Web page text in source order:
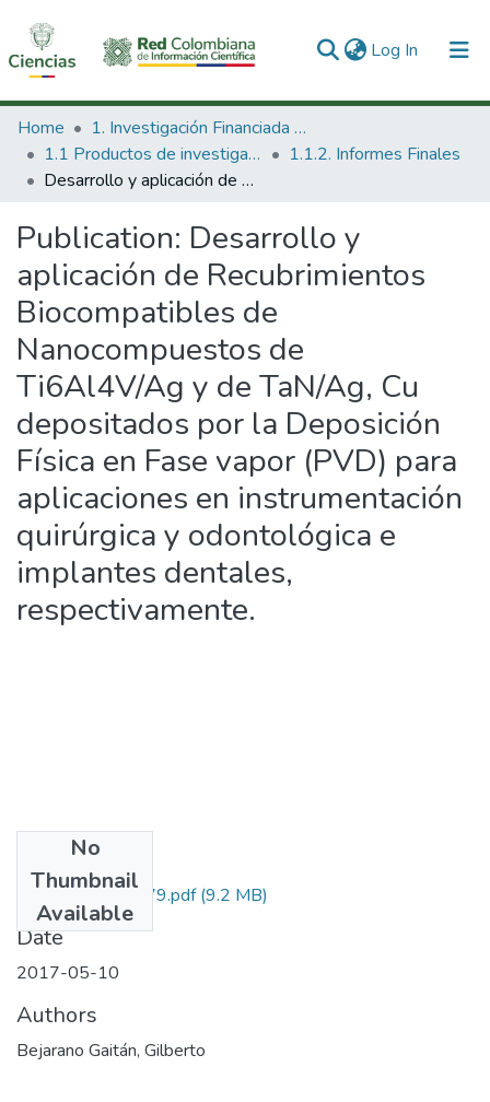
Log In (current)
Communities & Collections
All of DSpace
Home
1. Investigación Financiada con Recursos Públicos
1.1 Productos de investigación
1.1.2. Informes Finales
Desarrollo y aplicación de Recubrimientos Biocompatibles de Nanocompuestos de Ti6Al4V/Ag y de TaN/Ag, Cu depositados por la Deposición Física en Fase vapor (PVD) para aplicaciones en instrumentación quirúrgica y odontológica e implantes dentales, respectivamente.
Publication: Desarrollo y
aplicación de Recubrimientos
Biocompatibles de
Nanocompuestos de
Ti6Al4V/Ag y de TaN/Ag, Cu
depositados por la Deposición
Física en Fase vapor (PVD) para
aplicaciones en instrumentación
quirúrgica y odontológica e
implantes dentales,
respectivamente.
No
Thumbnail
Available
111556933379.pdf(9.2 MB)
Date
2017-05-10
Authors
Bejarano Gaitán, Gilberto